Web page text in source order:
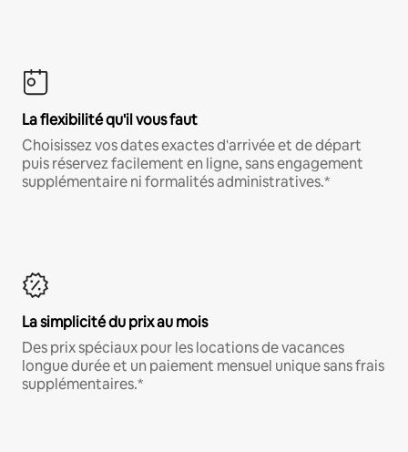
La flexibilité qu'il vous faut
Choisissez vos dates exactes d'arrivée et de départ
puis réservez facilement en ligne, sans engagement
supplémentaire ni formalités administratives.*
La simplicité du prix au mois
Des prix spéciaux pour les locations de vacances
longue durée et un paiement mensuel unique sans frais
supplémentaires.*